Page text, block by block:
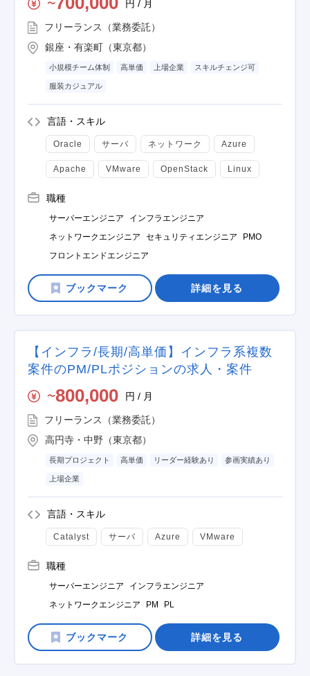
〜 円 / 月
フリーランス（業務委託）
銀座・有楽町（東京都）
小規模チーム体制 高単価 上場企業 スキルチェンジ可
服装カジュアル
言語・スキル
Oracle サーバ ネットワーク Azure
Apache VMware OpenStack Linux
職種
サーバーエンジニア
インフラエンジニア
ネットワークエンジニア
セキュリティエンジニア
PMO
フロントエンドエンジニア
詳細を見る
【インフラ/長期/高単価】インフラ系複数
案件のPM/PLポジションの求人・案件
〜800,000 円 / 月
フリーランス（業務委託）
高円寺・中野（東京都）
長期プロジェクト 高単価 リーダー経験あり 参画実績あり
上場企業
言語・スキル
Catalyst サーバ Azure VMware
職種
サーバーエンジニア
インフラエンジニア
ネットワークエンジニア
PM PL
詳細を見る